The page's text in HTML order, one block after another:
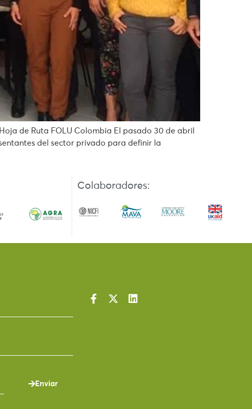
de Ruta FOLU Colombia El pasado 30 de abril
del sector privado para definir la
Colaboradores:
Enviar